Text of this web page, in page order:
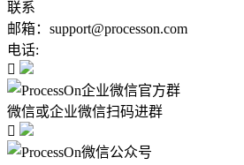
联系
邮箱：support@processon.com
电话:

微信或企业微信扫码进群
